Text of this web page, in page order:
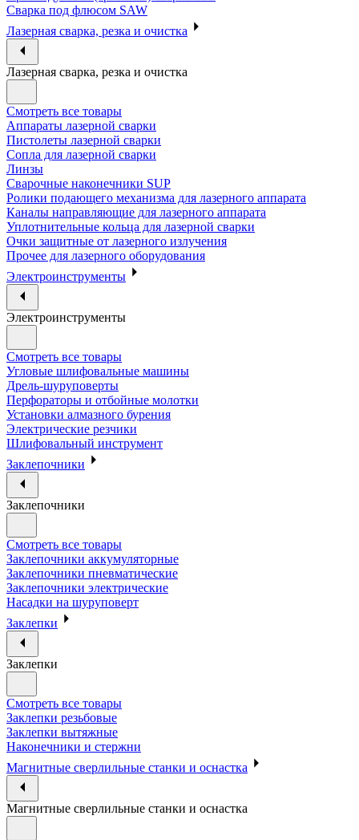
Сварка под флюсом SAW
Лазерная сварка, резка и очистка
Лазерная сварка, резка и очистка
Смотреть все товары
Аппараты лазерной сварки
Пистолеты лазерной сварки
Сопла для лазерной сварки
Линзы
Сварочные наконечники SUP
Ролики подающего механизма для лазерного аппарата
Каналы направляющие для лазерного аппарата
Уплотнительные кольца для лазерной сварки
Очки защитные от лазерного излучения
Прочее для лазерного оборудования
Электроинструменты
Электроинструменты
Смотреть все товары
Угловые шлифовальные машины
Дрель-шуруповерты
Перфораторы и отбойные молотки
Установки алмазного бурения
Электрические резчики
Шлифовальный инструмент
Заклепочники
Заклепочники
Смотреть все товары
Заклепочники аккумуляторные
Заклепочники пневматические
Заклепочники электрические
Насадки на шуруповерт
Заклепки
Заклепки
Смотреть все товары
Заклепки резьбовые
Заклепки вытяжные
Наконечники и стержни
Магнитные сверлильные станки и оснастка
Магнитные сверлильные станки и оснастка